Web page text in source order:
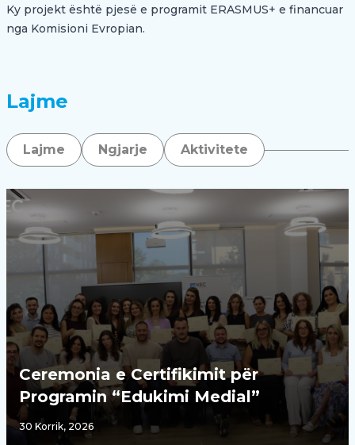
Ky projekt është pjesë e programit ERASMUS+ e financuar
nga Komisioni Evropian.
Lajme
Lajme Ngjarje Aktivitete
Ceremonia e Certifikimit për
Programin “Edukimi Medial”
30 Korrik, 2026